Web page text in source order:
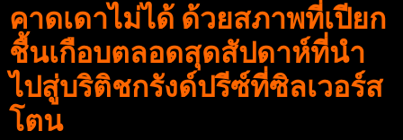
คาดเดาไม่ได้ ด้วยสภาพที่เปียก
ชื้นเกือบตลอดสุดสัปดาห์ที่นํา
ไปสู่บริติชกรังด์ปรีซ์ที่ซิลเวอร์ส
โตน